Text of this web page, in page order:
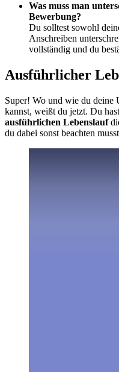
Was muss man
Bewerbung?
Du solltest sowohl
Anschreiben
vollständig und du
Ausführlicher
Super! Wo und wie du deine
kannst, weißt du jetzt. Du
ausführlichen Lebenslauf
du dabei sonst beachten